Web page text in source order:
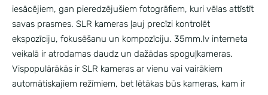
iesācējiem, gan pieredzējušiem fotogrāfiem, kuri vēlas attīstīt
savas prasmes. SLR kameras ļauj precīzi kontrolēt
ekspozīciju, fokusēšanu un kompozīciju. 35mm.lv interneta
veikalā ir atrodamas daudz un dažādas spoguļkameras.
Vispopulārākās ir SLR kameras ar vienu vai vairākiem
automātiskajiem režīmiem, bet lētākas būs kameras, kam ir